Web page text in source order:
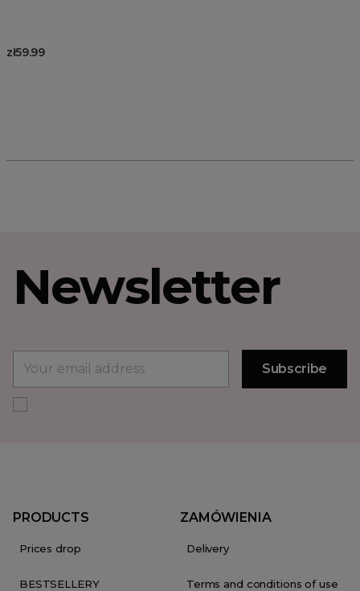
zł59.99
Newsletter
PRODUCTS
Prices drop
BESTSELLERY
ZAMÓWIENIA
Delivery
Terms and conditions of use